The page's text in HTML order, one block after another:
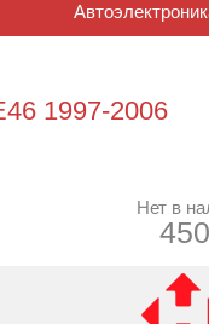
1997-2006
Нет в
Резиновые
Frogum №77